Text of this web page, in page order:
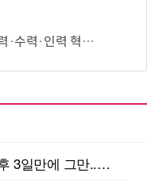
남 3력 혁신 TF 회의 첫 개최